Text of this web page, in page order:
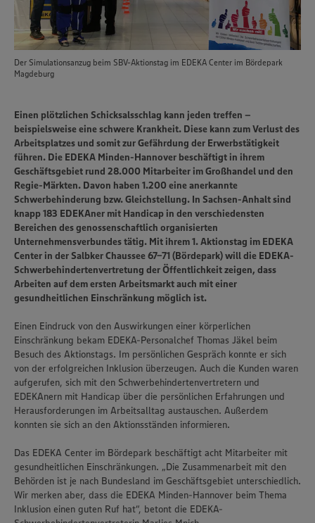
Wir setzen Cookies und andere Technologien ein, um Ihnen
ein bestmögliches Nutzungserlebnis unserer Website zu
Der Simulationsanzug beim SBV-Aktionstag im EDEKA Center im Bördepark
Magdeburg
Einen plötzlichen Schicksalsschlag kann jeden treffen –
beispielsweise eine schwere Krankheit. Diese kann zum Verlust des
Arbeitsplatzes und somit zur Gefährdung der Erwerbstätigkeit
führen. Die EDEKA Minden-Hannover beschäftigt in ihrem
Geschäftsgebiet rund 28.000 Mitarbeiter im Großhandel und den
Regie-Märkten. Davon haben 1.200 eine anerkannte
Schwerbehinderung bzw. Gleichstellung. In Sachsen-Anhalt sind
knapp 183 EDEKAner mit Handicap in den verschiedensten
Bereichen des genossenschaftlich organisierten
Unternehmensverbundes tätig. Mit ihrem 1. Aktionstag im EDEKA
Center in der Salbker Chaussee 67-71 (Bördepark) will die EDEKA-
Schwerbehindertenvertretung der Öffentlichkeit zeigen, dass
Arbeiten auf dem ersten Arbeitsmarkt auch mit einer
gesundheitlichen Einschränkung möglich ist.
Einen Eindruck von den Auswirkungen einer körperlichen
Einschränkung bekam EDEKA-Personalchef Thomas Jäkel beim
Besuch des Aktionstags. Im persönlichen Gespräch konnte er sich
von der erfolgreichen Inklusion überzeugen. Auch die Kunden waren
aufgerufen, sich mit den Schwerbehindertenvertretern und
EDEKAnern mit Handicap über die persönlichen Erfahrungen und
Herausforderungen im Arbeitsalltag austauschen. Außerdem
konnten sie sich an den Aktionsständen informieren.
Das EDEKA Center im Bördepark beschäftigt acht Mitarbeiter mit
gesundheitlichen Einschränkungen. „Die Zusammenarbeit mit den
Behörden ist je nach Bundesland im Geschäftsgebiet unterschiedlich.
Wir merken aber, dass die EDEKA Minden-Hannover beim Thema
Inklusion einen guten Ruf hat“, betont die EDEKA-